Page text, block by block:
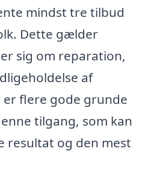
mindst tre tilbud
Dette gælder
sig om reparation,
af
er flere gode grunde
tilgang, som kan
resultat og den mest